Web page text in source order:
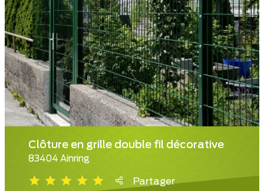
Clôture en grille double fil décorative
83404 Ainring
Partager